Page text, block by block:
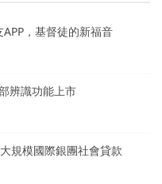
，基督徒的新福音
辨識功能上市
規模國際銀團社會貸款